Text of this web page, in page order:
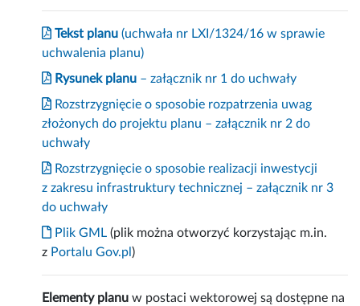
Tekst planu (uchwała nr LXI/1324/16 w sprawie
uchwalenia planu)
Rysunek planu – załącznik nr 1 do uchwały
Rozstrzygnięcie o sposobie rozpatrzenia uwag
złożonych do projektu planu – załącznik nr 2 do
uchwały
Rozstrzygnięcie o sposobie realizacji inwestycji
z zakresu infrastruktury technicznej – załącznik nr 3
do uchwały
Plik GML (plik można otworzyć korzystając m.in.
z Portalu Gov.pl )
Elementy planu w postaci wektorowej są dostępne na